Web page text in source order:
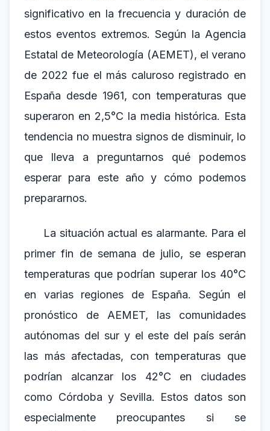
significativo en la frecuencia y duración de
estos eventos extremos. Según la Agencia
Estatal de Meteorología (AEMET), el verano
de 2022 fue el más caluroso registrado en
España desde 1961, con temperaturas que
superaron en 2,5°C la media histórica. Esta
tendencia no muestra signos de disminuir, lo
que lleva a preguntarnos qué podemos
esperar para este año y cómo podemos
prepararnos.
La situación actual es alarmante. Para el
primer fin de semana de julio, se esperan
temperaturas que podrían superar los 40°C
en varias regiones de España. Según el
pronóstico de AEMET, las comunidades
autónomas del sur y el este del país serán
las más afectadas, con temperaturas que
podrían alcanzar los 42°C en ciudades
como Córdoba y Sevilla. Estos datos son
especialmente preocupantes si se